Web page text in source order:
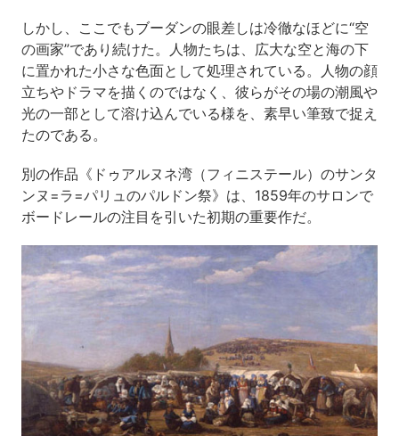
しかし、ここでもブーダンの眼差しは冷徹なほどに“空
の画家”であり続けた。人物たちは、広大な空と海の下
に置かれた小さな色面として処理されている。人物の顔
立ちやドラマを描くのではなく、彼らがその場の潮風や
光の一部として溶け込んでいる様を、素早い筆致で捉え
たのである。
別の作品《ドゥアルヌネ湾（フィニステール）のサンタ
ンヌ=ラ=パリュのパルドン祭》は、1859年のサロンで
ボードレールの注目を引いた初期の重要作だ。